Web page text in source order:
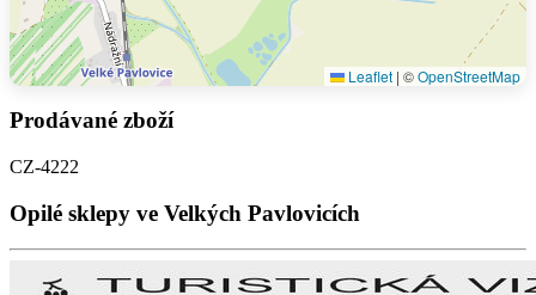
Leaflet | ©OpenStreetMap
Prodávané zboží
CZ-4222
Opilé sklepy ve Velkých Pavlovicích